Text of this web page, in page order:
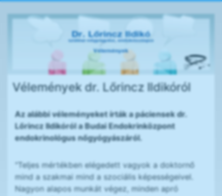
Vélemények dr. Lőrincz Ildikóról
Az alábbi véleményeket írták a páciensek dr.
Lőrincz Ildikóról a Budai Endokrinközpont
endokrinológus nőgyógyászáról.
"Teljes mértékben elégedett vagyok a doktornő
mind a szakmai mind a szociális képességeivel.
Nagyon alapos munkát végez, minden apró